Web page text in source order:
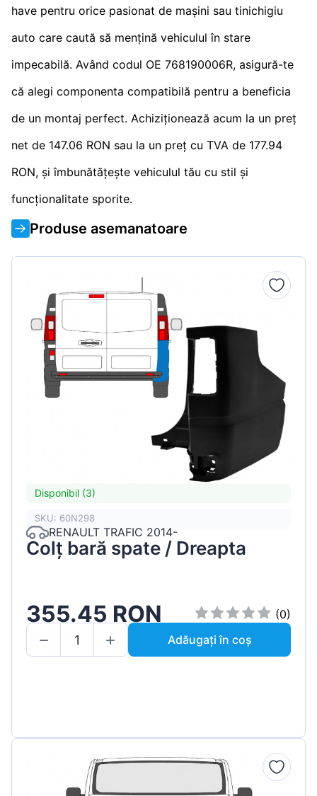
have pentru orice pasionat de mașini sau tinichigiu
auto care caută să mențină vehiculul în stare
impecabilă. Având codul OE 768190006R, asigură-te
că alegi componenta compatibilă pentru a beneficia
de un montaj perfect. Achiziționează acum la un preț
net de 147.06 RON sau la un preț cu TVA de 177.94
RON, și îmbunătățește vehiculul tău cu stil și
funcționalitate sporite.
Produse asemanatoare
Disponibil (3)
SKU: 60N298
RENAULT TRAFIC 2014-
Colț bară spate / Dreapta
355.45 RON
(0)
Adăugați în coș